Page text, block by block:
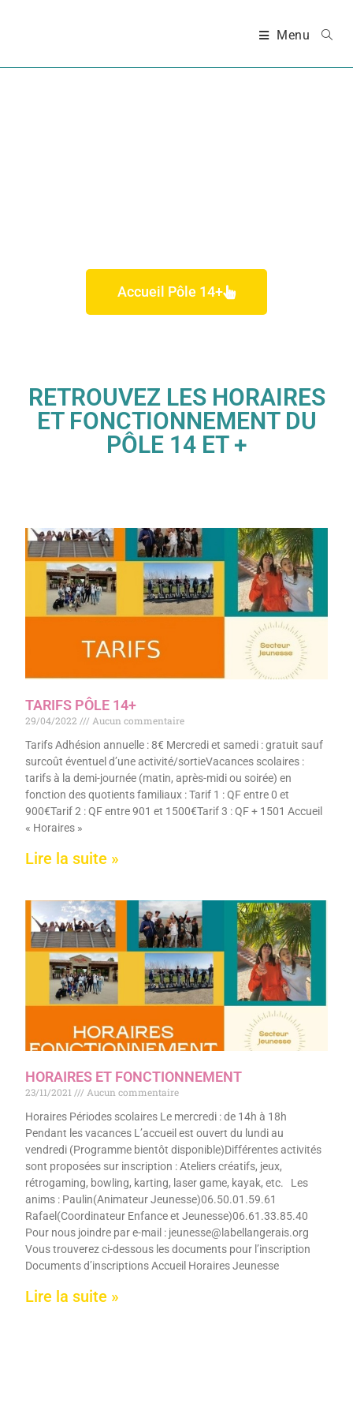
Menu
Accueil Pôle 14+
RETROUVEZ LES HORAIRES
ET FONCTIONNEMENT DU
PÔLE 14 ET +
TARIFS PÔLE 14+
29/04/2022
Aucun commentaire
Tarifs Adhésion annuelle : 8€ Mercredi et samedi : gratuit sauf
surcoût éventuel d’une activité/sortieVacances scolaires :
tarifs à la demi-journée (matin, après-midi ou soirée) en
fonction des quotients familiaux : Tarif 1 : QF entre 0 et
900€Tarif 2 : QF entre 901 et 1500€Tarif 3 : QF + 1501 Accueil
« Horaires »
Lire la suite »
HORAIRES ET FONCTIONNEMENT
23/11/2021
Aucun commentaire
Horaires Périodes scolaires Le mercredi : de 14h à 18h
Pendant les vacances L’accueil est ouvert du lundi au
vendredi (Programme bientôt disponible)Différentes activités
sont proposées sur inscription : Ateliers créatifs, jeux,
rétrogaming, bowling, karting, laser game, kayak, etc. Les
anims : Paulin(Animateur Jeunesse)06.50.01.59.61
Rafael(Coordinateur Enfance et Jeunesse)06.61.33.85.40
Pour nous joindre par e-mail : jeunesse@labellangerais.org
Vous trouverez ci-dessous les documents pour l’inscription
Documents d’inscriptions Accueil Horaires Jeunesse
Lire la suite »